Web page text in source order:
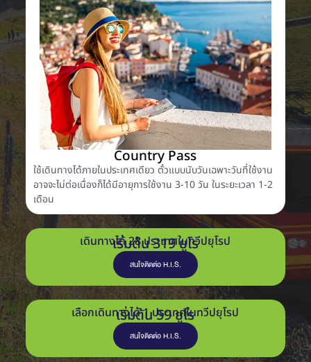
Country Pass​
ใช้เดินทางได้ภายในประเทศเดียว ตั๋วแบบนับวันเฉพาะวันที่ใช้งาน
อาจจะไม่ต่อเนื่องก็ได้มีอายุการใช้งาน 3-10 วัน ในระยะเวลา 1-2
เดือน
เดินทางได้ 28 ประเทศในทวีปยุโรป
เริ่มต้น 319 ยูโร
สนใจติดต่อ H.I.S.
เลือกเดินทางได้ 1 ประเทศในทวีปยุโรป
เริ่มต้น 59 ยูโร
สนใจติดต่อ H.I.S.